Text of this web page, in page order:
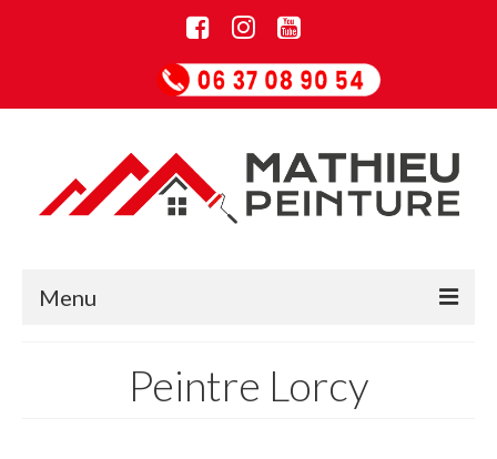
Menu
InformationsPeintre Lorcy